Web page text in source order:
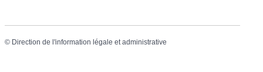
© Direction de l'information légale et administrative